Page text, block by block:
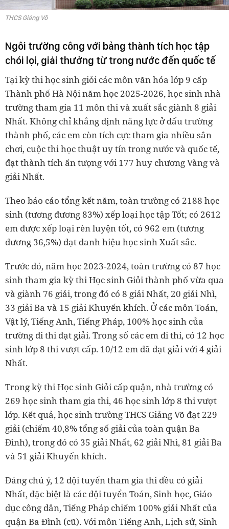
THCS Giảng Võ
Ngôi trường công với bảng thành tích học tập
chói lọi, giải thưởng từ trong nước đến quốc tế
Tại kỳ thi học sinh giỏi các môn văn hóa lớp 9 cấp
Thành phố Hà Nội năm học 2025-2026, học sinh nhà
trường tham gia 11 môn thi và xuất sắc giành 8 giải
Nhất. Không chỉ khẳng định năng lực ở đấu trường
thành phố, các em còn tích cực tham gia nhiều sân
chơi, cuộc thi học thuật uy tín trong nước và quốc tế,
đạt thành tích ấn tượng với 177 huy chương Vàng và
giải Nhất.
Theo báo cáo tổng kết năm, toàn trường có 2188 học
sinh (tương đương 83%) xếp loại học tập Tốt; có 2612
em được xếp loại rèn luyện tốt, có 962 em (tương
đương 36,5%) đạt danh hiệu học sinh Xuất sắc.
Trước đó, năm học 2023-2024, toàn trường có 87 học
sinh tham gia kỳ thi Học sinh Giỏi thành phố vừa qua
và giành 76 giải, trong đó có 8 giải Nhất, 20 giải Nhì,
33 giải Ba và 15 giải Khuyến khích. Ở các môn Toán,
Vật lý, Tiếng Anh, Tiếng Pháp, 100% học sinh của
trường đi thi đạt giải. Trong số các em đi thi, có 12 học
sinh lớp 8 thi vượt cấp. 10/12 em đã đạt giải với 4 giải
Nhất.
Trong kỳ thi Học sinh Giỏi cấp quận, nhà trường có
269 học sinh tham gia thi, 46 học sinh lớp 8 thi vượt
lớp. Kết quả, học sinh trường THCS Giảng Võ đạt 229
giải (chiếm 40,8% tổng số giải của toàn quận Ba
Đình), trong đó có 35 giải Nhất, 62 giải Nhì, 81 giải Ba
và 51 giải Khuyến khích.
Đáng chú ý, 12 đội tuyển tham gia thi đều có giải
Nhất, đặc biệt là các đội tuyển Toán, Sinh học, Giáo
dục công dân, Tiếng Pháp chiếm 100% giải Nhất của
quận Ba Đình (cũ). Với môn Tiếng Anh, Lịch sử, Sinh